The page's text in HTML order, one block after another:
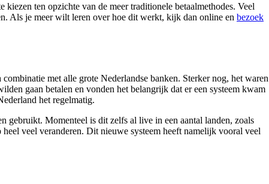
ten opzichte van de meer traditionele betaalmethodes. Veel
Als je meer wilt leren over hoe dit werkt, kijk dan online en bezoek
met alle grote Nederlandse banken. Sterker nog, het waren
gaan betalen en vonden het belangrijk dat er een systeem kwam
het regelmatig.
gebruikt. Momenteel is dit zelfs al live in een aantal landen, zoals
veel veranderen. Dit nieuwe systeem heeft namelijk vooral veel